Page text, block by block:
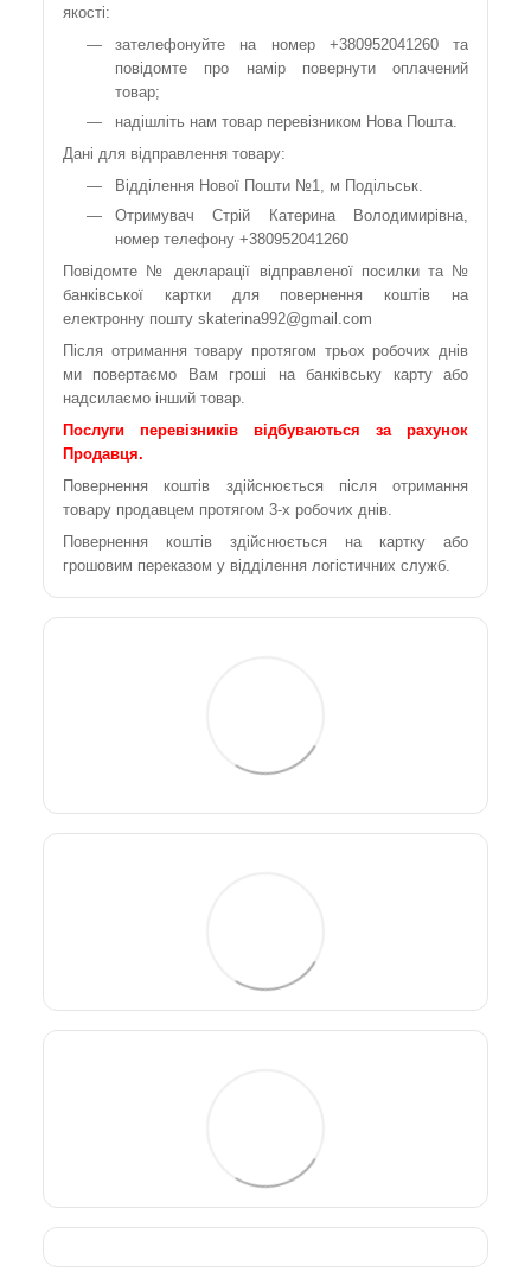
якості:
зателефонуйте на номер +380952041260 та
повідомте про намір повернути оплачений
товар;
надішліть нам товар перевізником Нова Пошта.
Дані для відправлення товару:
Відділення Нової Пошти №1, м Подільськ.
Отримувач Стрій Катерина Володимирівна,
номер телефону +380952041260
Повідомте № декларації відправленої посилки та №
банківської картки для повернення коштів на
електронну пошту skaterina992@gmail.com
Після отримання товару протягом трьох робочих днів
ми повертаємо Вам гроші на банківську карту або
надсилаємо інший товар.
Послуги перевізників відбуваються за рахунок
Продавця.
Повернення коштів здійснюється після отримання
товару продавцем протягом 3-х робочих днів.
Повернення коштів здійснюється на картку або
грошовим переказом у відділення логістичних служб.